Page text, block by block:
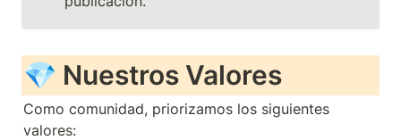
💎 Nuestros Valores
Como comunidad, priorizamos los siguientes
valores: